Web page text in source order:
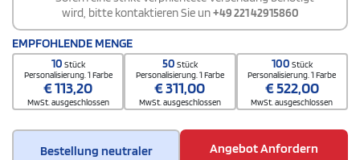
wird, bitte kontaktieren Sie un+49 221 42915860
EMPFOHLENDE MENGE
10 Stück
Personalisierung. 1 Farbe
€113,20
MwSt. ausgeschlossen
50 Stück
Personalisierung. 1 Farbe
€311,00
MwSt. ausgeschlossen
100 Stück
Personalisierung. 1 Farbe
€522,00
MwSt. ausgeschlossen
Bestellung neutraler
Angebot Anfordern